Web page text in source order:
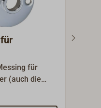
für
(auch die
mit polierter